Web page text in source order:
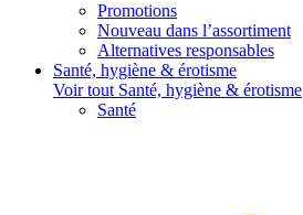
Promotions
Nouveau dans l’assortiment
Alternatives responsables
Santé, hygiène & érotisme
Voir tout Santé, hygiène & érotisme
Santé